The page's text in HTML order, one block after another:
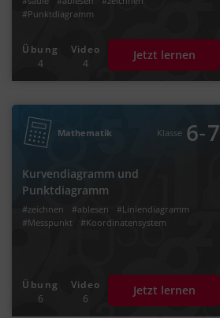
#Punktdiagramm
Übung
4
Video
4
Jetzt lernen
Mathematik Klasse 6‐7
Kurvendiagramm und
Punktdiagramm
#zeichnen #ablesen
#Liniendiagramm
#Messpunkt
#Koordinatensystem
Übung
6
Video
6
Jetzt lernen